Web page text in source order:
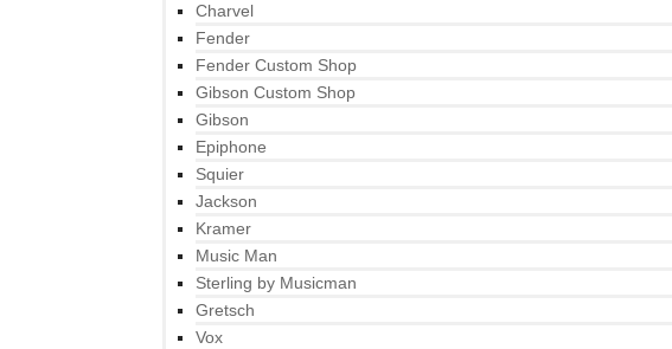
Charvel
Fender
Fender Custom Shop
Gibson Custom Shop
Gibson
Epiphone
Squier
Jackson
Kramer
Music Man
Sterling by Musicman
Gretsch
Vox